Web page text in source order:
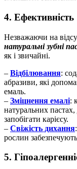
4. Ефективність
Незважаючи на
натуральні зубні
як і звичайні.
– Відбілювання:
абразиви, які
емаль.
– Зміцнення емалі:
натуральних
запобігати карієсу.
– Свіжість дихання
рослин
5.